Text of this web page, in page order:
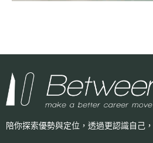
陪你探索優勢與定位，透過更認識自己，